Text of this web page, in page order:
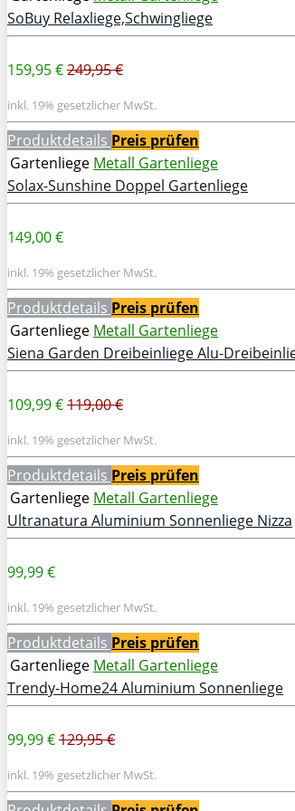
SoBuy Relaxliege,Schwingliege
159,95 €249,95 €
inkl. 19% gesetzlicher MwSt.
Produktdetails Preis prüfen
Gartenliege Metall Gartenliege
Solax-Sunshine Doppel Gartenliege
149,00 €
inkl. 19% gesetzlicher MwSt.
Produktdetails Preis prüfen
Gartenliege Metall Gartenliege
Siena Garden Dreibeinliege Alu-
109,99 €119,00 €
inkl. 19% gesetzlicher MwSt.
Produktdetails Preis prüfen
Gartenliege Metall Gartenliege
Ultranatura Aluminium Sonnenliege Nizza
99,99 €
inkl. 19% gesetzlicher MwSt.
Produktdetails Preis prüfen
Gartenliege Metall Gartenliege
Trendy-Home24 Aluminium Sonnenliege
99,99 €129,95 €
inkl. 19% gesetzlicher MwSt.